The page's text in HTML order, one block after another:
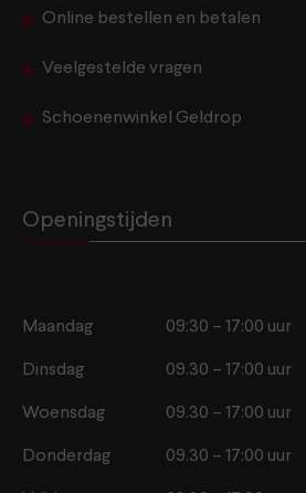
Online bestellen en betalen
Veelgestelde vragen
Schoenenwinkel Geldrop
Openingstijden
Maandag 09:30 – 17:00 uur
Dinsdag 09.30 – 17:00 uur
Woensdag 09.30 – 17:00 uur
Donderdag 09.30 – 17:00 uur